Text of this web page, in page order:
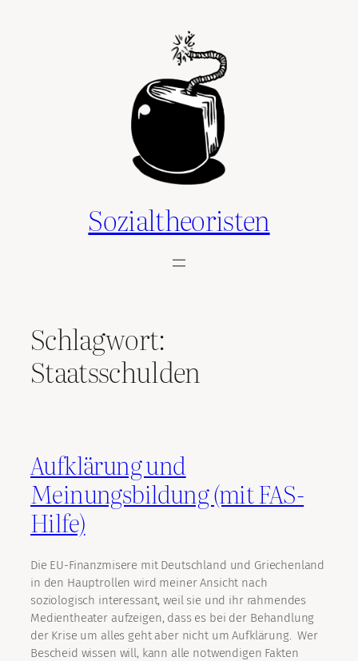
Sozialtheoristen
Schlagwort:
Staatsschulden
Aufklärung und
Meinungsbildung (mit FAS-
Hilfe)
Die EU-Finanzmisere mit Deutschland und Griechenland
in den Hauptrollen wird meiner Ansicht nach
soziologisch interessant, weil sie und ihr rahmendes
Medientheater aufzeigen, dass es bei der Behandlung
der Krise um alles geht aber nicht um Aufklärung. Wer
Bescheid wissen will, kann alle notwendigen Fakten